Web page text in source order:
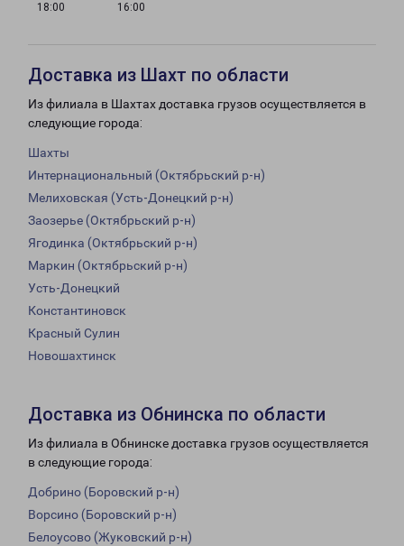
18:00
16:00
Доставка из Шахт по области
Из филиала в Шахтах доставка грузов осуществляется в
следующие города:
Шахты
Интернациональный (Октябрьский р-н)
Мелиховская (Усть-Донецкий р-н)
Заозерье (Октябрьский р-н)
Ягодинка (Октябрьский р-н)
Маркин (Октябрьский р-н)
Усть-Донецкий
Константиновск
Красный Сулин
Новошахтинск
Доставка из Обнинска по области
Из филиала в Обнинске доставка грузов осуществляется
в следующие города:
Добрино (Боровский р-н)
Ворсино (Боровский р-н)
Белоусово (Жуковский р-н)